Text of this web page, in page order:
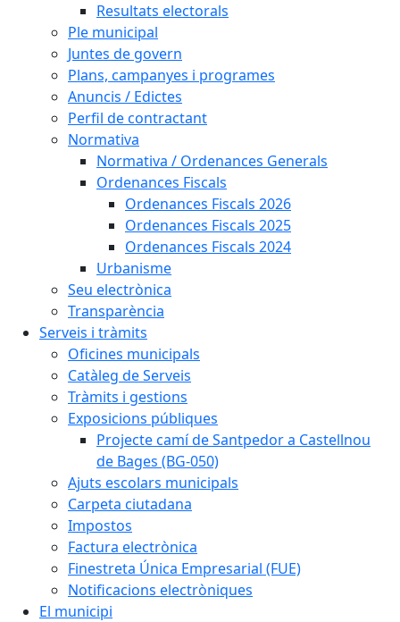
Resultats electorals
Ple municipal
Juntes de govern
Plans, campanyes i programes
Anuncis / Edictes
Perfil de contractant
Normativa
Normativa / Ordenances Generals
Ordenances Fiscals
Ordenances Fiscals 2026
Ordenances Fiscals 2025
Ordenances Fiscals 2024
Urbanisme
Seu electrònica
Transparència
Serveis i tràmits
Oficines municipals
Catàleg de Serveis
Tràmits i gestions
Exposicions públiques
Projecte camí de Santpedor a Castellnou
de Bages (BG-050)
Ajuts escolars municipals
Carpeta ciutadana
Impostos
Factura electrònica
Finestreta Única Empresarial (FUE)
Notificacions electròniques
El municipi